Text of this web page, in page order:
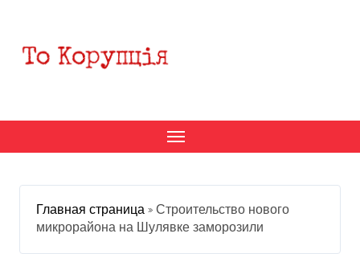
содержанию
Главная страница » Строительство нового
микрорайона на Шулявке заморозили